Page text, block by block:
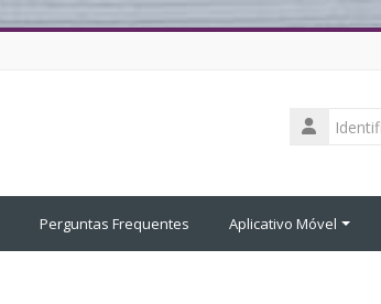
Identificação
de
Perguntas Frequentes Aplicativo Móvel